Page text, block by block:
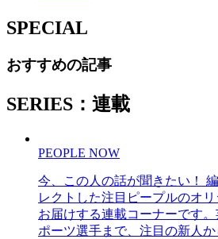
SPECIAL
おすすめの記事
SERIES：連載
PEOPLE NOW
今、この人の話が聞きたい！
レクトした注目ピープルのオ
お届けする連載コーナーです
ポーツ選手まで、注目の新人